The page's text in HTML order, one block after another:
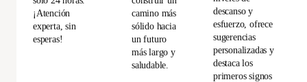
¡Atención
experta, sin
esperas!
camino más
sólido hacia
un futuro
más largo y
saludable.
descanso y
esfuerzo, ofrece
sugerencias
personalizadas y
destaca los
primeros signos